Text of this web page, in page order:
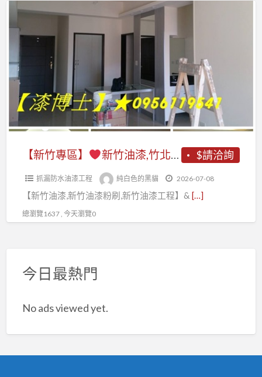
【新
油
漆,
漆
$請洽詢
【新竹專區】 新竹油漆,竹北油漆,新竹油漆推薦,新竹油漆粉刷,新竹油漆價格,新竹市油漆,新竹粉刷,新竹油漆師傅,新竹油漆工程行,新竹油漆報價,室內油漆新竹,室內粉刷新竹,新竹油漆工程推薦,竹北油漆推薦,新竹油漆行,房屋油漆新竹,油漆工程新竹廠商,新竹油漆工班,新竹壁癌
抓漏防水油漆工程 純白色的黑貓 2026-07-08
【新竹油漆,新竹油漆粉刷,新竹油漆工程】& […]
總瀏覽1637 , 今天瀏覽0
今日最熱門
No ads viewed yet.